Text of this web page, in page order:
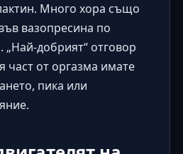
Много хора също
вазопресина по
„Най-добрият“ отговор
част от оргазма имате
пика или